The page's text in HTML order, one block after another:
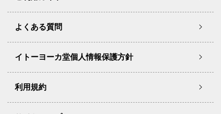
よくある質問
イトーヨーカ堂個人情報保護方針
利用規約